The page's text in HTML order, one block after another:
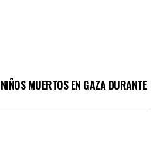
MUERTOS EN GAZA DURANTE